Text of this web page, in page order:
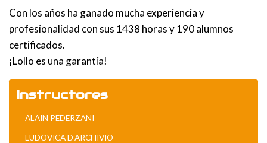
Con los años ha ganado mucha experiencia y
profesionalidad con sus 1438 horas y 190 alumnos
certificados.
¡Lollo es una garantía!
Instructores
ALAIN PEDERZANI
LUDOVICA D’ARCHIVIO